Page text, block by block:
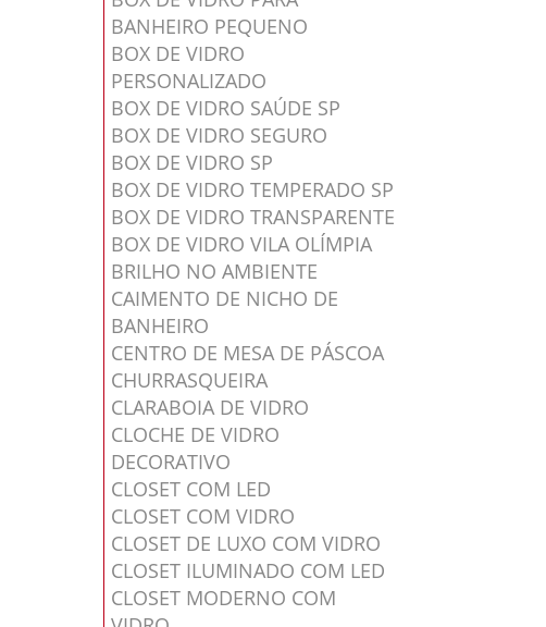
BANHEIRO PEQUENO
BOX DE VIDRO
PERSONALIZADO
BOX DE VIDRO SAÚDE SP
BOX DE VIDRO SEGURO
BOX DE VIDRO SP
BOX DE VIDRO TEMPERADO SP
BOX DE VIDRO TRANSPARENTE
BOX DE VIDRO VILA OLÍMPIA
BRILHO NO AMBIENTE
CAIMENTO DE NICHO DE
BANHEIRO
CENTRO DE MESA DE PÁSCOA
CHURRASQUEIRA
CLARABOIA DE VIDRO
CLOCHE DE VIDRO
DECORATIVO
CLOSET COM LED
CLOSET COM VIDRO
CLOSET DE LUXO COM VIDRO
CLOSET ILUMINADO COM LED
CLOSET MODERNO COM